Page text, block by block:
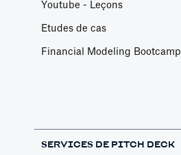
Youtube - Leçons
Etudes de cas
Financial Modeling Bootcamp
SERVICES DE PITCH DECK